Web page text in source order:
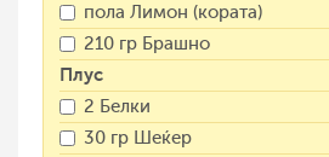
пола Лимон (кората)
210 гр Брашно
Плус
2 Белки
30 гр Шеќер